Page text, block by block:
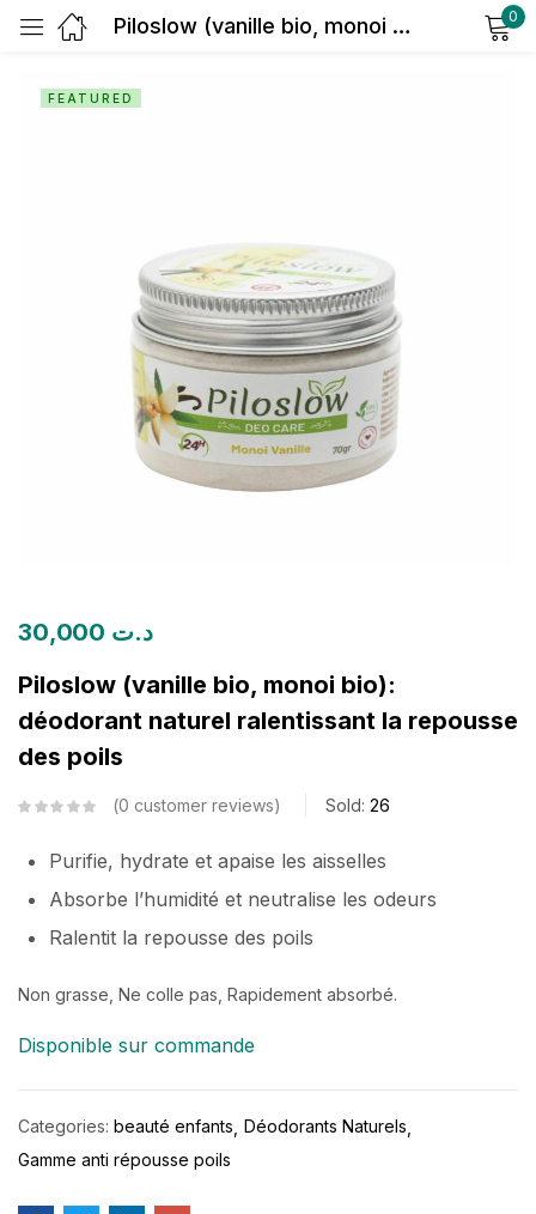
Piloslow (vanille bio, monoi bio): déodorant naturel ralentissant la repousse des poils 0
FEATURED
د.ت
Piloslow (vanille bio, monoi bio):
déodorant naturel ralentissant la repousse
des poils
0 customer reviews Sold: 26
Purifie, hydrate et apaise les aisselles
Absorbe l’humidité et neutralise les odeurs
Ralentit la repousse des poils
Non grasse, Ne colle pas, Rapidement absorbé.
Disponible sur commande
Categories: beauté enfants Déodorants Naturels
Gamme anti répousse poils
Remember me Lost password?
Log in
Create an account